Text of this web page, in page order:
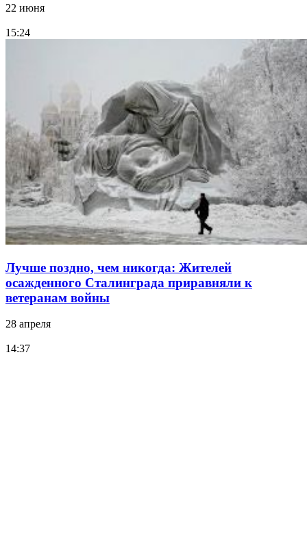
22 июня
15:24
Лучше поздно, чем никогда: Жителей
осажденного Сталинграда приравняли к
ветеранам войны
28 апреля
14:37